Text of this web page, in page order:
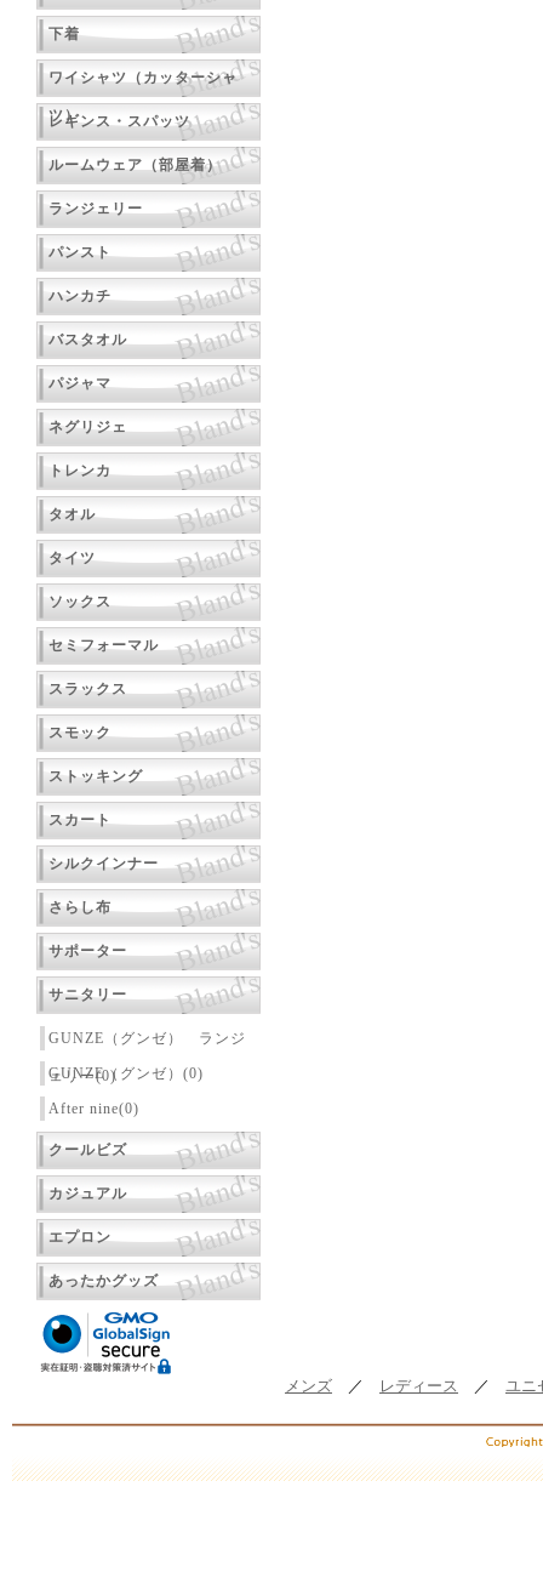
下着
ワイシャツ（カッターシャ
ツ）
レギンス・スパッツ
ルームウェア（部屋着）
ランジェリー
パンスト
ハンカチ
バスタオル
パジャマ
ネグリジェ
トレンカ
タオル
タイツ
ソックス
セミフォーマル
スラックス
スモック
ストッキング
スカート
シルクインナー
さらし布
サポーター
サニタリー
GUNZE（グンゼ） ランジ
ェリー(0)
GUNZE（グンゼ）(0)
After nine(0)
クールビズ
カジュアル
エプロン
あったかグッズ
メンズ ／ レディース ／ ユニ